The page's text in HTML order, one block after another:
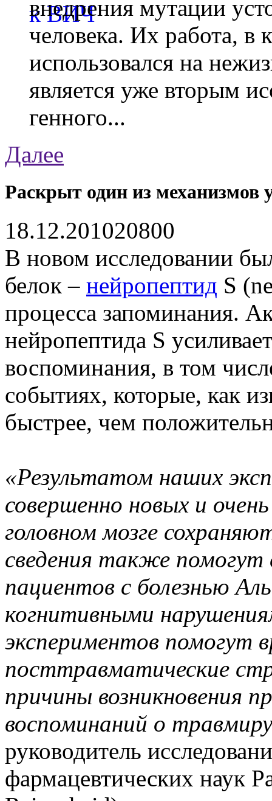
внедрения мутации
человека. Их работа, в
использовался на
является уже вторым
генного...
Далее
Раскрыт один из механизмов
18.12.201020800
В новом исследовании
белок – нейропептид S
процесса запоминания.
нейропептида S
воспоминания, в том
событиях, которые, как
быстрее, чем
«Результатом наших
совершенно новых и
головном мозге
сведения также помогут
пациентов с болезнью
когнитивными
экспериментов помогут
посттравматические
причины возникновения
воспоминаний о
руководитель
фармацевтических наук